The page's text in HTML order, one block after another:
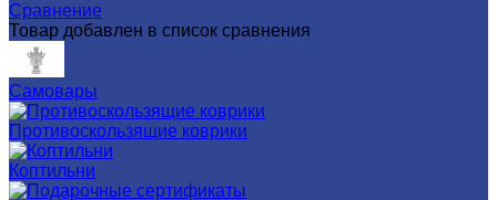
Сравнение
Товар добавлен в список сравнения
Самовары
Противоскользящие коврики
Коптильни